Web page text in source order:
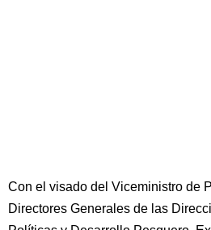
Con el visado del Viceministro de
Directores Generales de las